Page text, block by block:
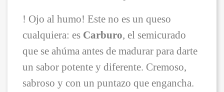
! Ojo al humo! Este no es un queso
cualquiera: es Carburo, el semicurado
que se ahúma antes de madurar para darte
un sabor potente y diferente. Cremoso,
sabroso y con un puntazo que engancha.